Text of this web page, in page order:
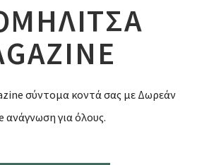
σύντομα κοντά σας με Δωρεάν
ανάγνωση για όλους.